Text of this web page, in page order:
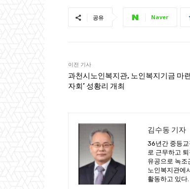
공유 Naver
이전 기사
과천시노인복지관, 노인복지기금 마
자회’ 성황리 개최
김수동 기자
36년간 중등교
로 근무하고
유공으로 녹조
노인복지관에
활동하고 있다.